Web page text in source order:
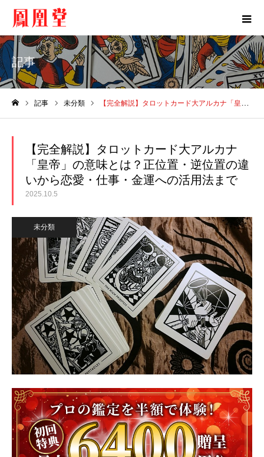
記事
記事 未分類 【完全解説】タロットカード大アルカナ「皇帝」の意味とは？正位置・逆位置の違いから恋愛・仕事・金運への活用法まで
【完全解説】タロットカード大アルカナ
「皇帝」の意味とは？正位置・逆位置の違
いから恋愛・仕事・金運への活用法まで
2025.10.5
未分類